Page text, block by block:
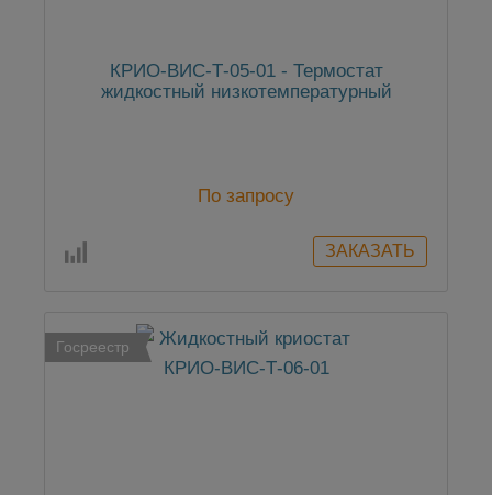
КРИО-ВИС-Т-05-01 - Термостат
жидкостный низкотемпературный
По запросу
Госреестр